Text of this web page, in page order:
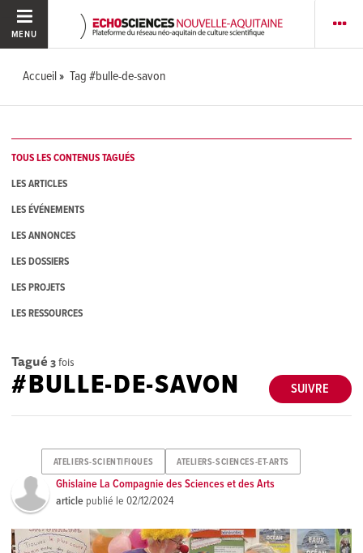
MENU
Accueil Tag #bulle-de-savon
TOUS LES CONTENUS TAGUÉS
LES ARTICLES
LES ÉVÉNEMENTS
LES ANNONCES
LES DOSSIERS
LES PROJETS
LES RESSOURCES
Tagué 3fois
SUIVRE
#BULLE-DE-SAVON
ATELIERS-SCIENTIFIQUES ATELIERS-SCIENCES-ET-ARTS
Ghislaine La Compagnie des Sciences et des Arts
article publié le02/12/2024